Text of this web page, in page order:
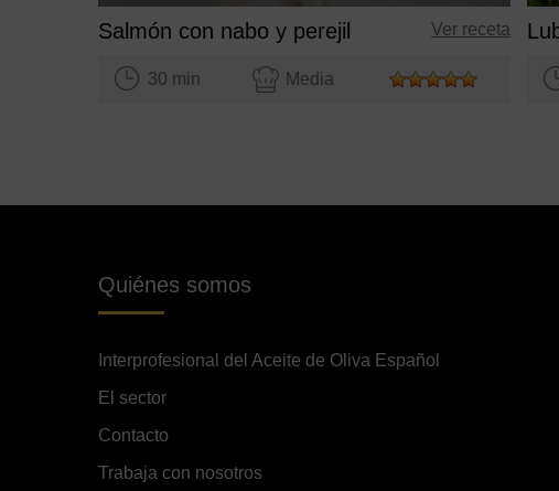
Salmón con nabo y perejil Ver receta
30 min Media
Quiénes somos
Interprofesional del Aceite de Oliva Español
El sector
Contacto
Trabaja con nosotros